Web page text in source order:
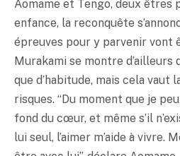
Aomame et Tengo, deux êtres
enfance, la reconquête
épreuves pour y parvenir
Murakami se montre d’ailleurs
que d’habitude, mais cela vaut
risques. “Du moment que je
fond du cœur, et même s’il
lui seul, l’aimer m’aide à vivre.